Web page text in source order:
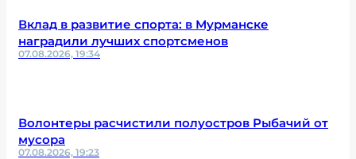
Вклад в развитие спорта: в Мурманске
наградили лучших спортсменов
07.08.2026, 19:34
Волонтеры расчистили полуостров Рыбачий от
мусора
07.08.2026, 19:23